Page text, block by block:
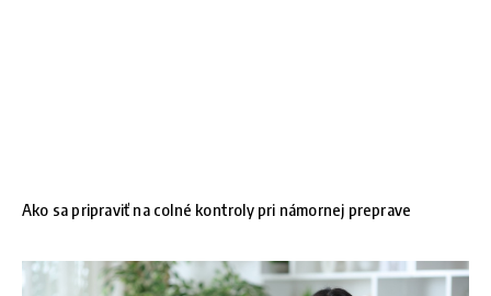
Ako sa pripraviť na colné kontroly pri námornej preprave